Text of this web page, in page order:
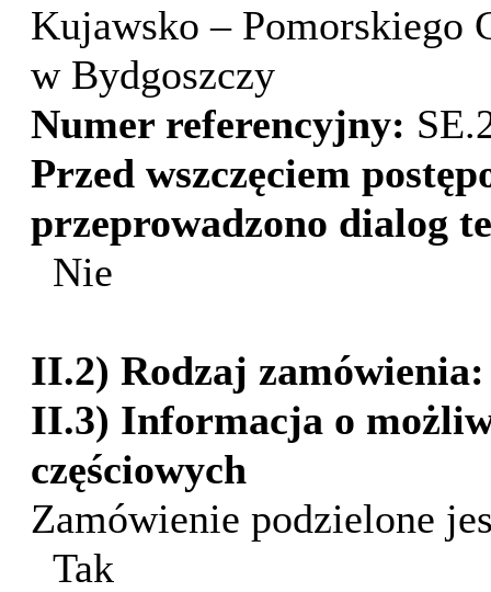
Kujawsko – Pomorskiego
w Bydgoszczy
Numer referencyjny:
Przed wszczęciem
przeprowadzono dialog
Nie
II.2) Rodzaj
II.3) Informacja o
częściowych
Zamówienie podzielone
Tak